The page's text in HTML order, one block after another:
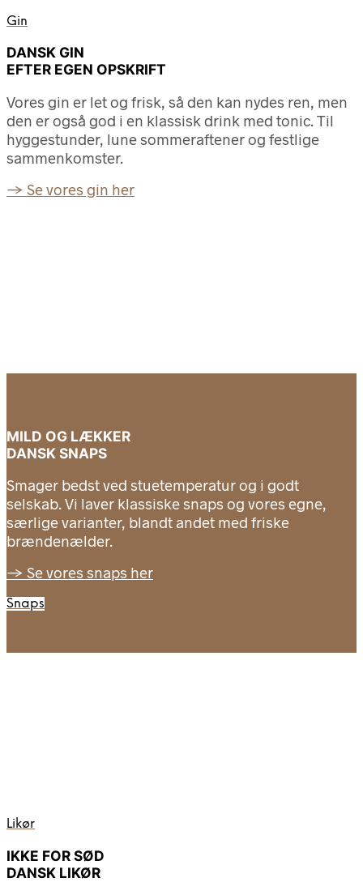
Gin
DANSK GIN
EFTER EGEN OPSKRIFT
Vores gin er let og frisk, så den kan nydes ren, men
den er også god i en klassisk drink med tonic. Til
hyggestunder, lune sommeraftener og festlige
sammenkomster.
→ Se vores gin her
MILD OG LÆKKER
DANSK SNAPS
Smager bedst ved stuetemperatur og i godt
selskab. Vi laver klassiske snaps og vores egne,
særlige varianter, blandt andet med friske
brændenælder.
→ Se vores snaps her
Snaps
Likør
IKKE FOR SØD
DANSK LIKØR